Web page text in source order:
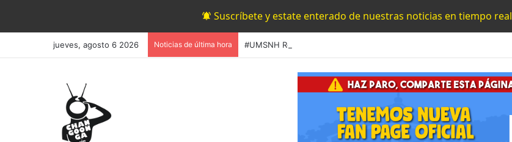
Suscríbete y estate enterado de nuestras noticias en tiempo real
jueves, agosto 6 2026 Noticias de última hora